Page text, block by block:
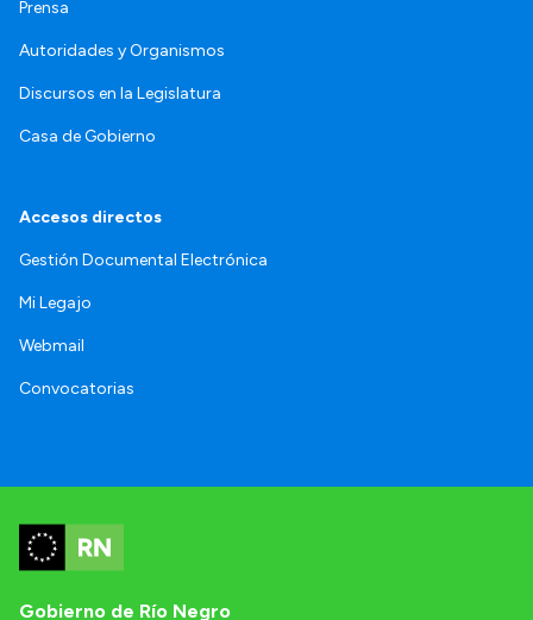
Prensa
Autoridades y Organismos
Discursos en la Legislatura
Casa de Gobierno
Accesos directos
Gestión Documental Electrónica
Mi Legajo
Webmail
Convocatorias
Gobierno de Río Negro